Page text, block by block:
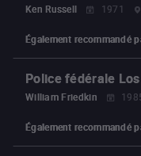
Ken Russell
1971
Également recommandé
Police fédérale
William Friedkin
Également recommandé